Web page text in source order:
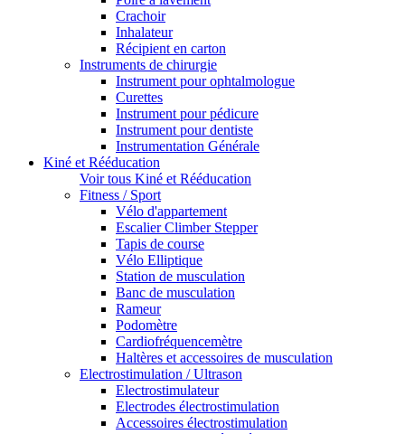
Crachoir
Inhalateur
Récipient en carton
Instruments de chirurgie
Instrument pour ophtalmologue
Curettes
Instrument pour pédicure
Instrument pour dentiste
Instrumentation Générale
Kiné et Rééducation
Voir tous Kiné et Rééducation
Fitness / Sport
Vélo d'appartement
Escalier Climber Stepper
Tapis de course
Vélo Elliptique
Station de musculation
Banc de musculation
Rameur
Podomètre
Cardiofréquencemètre
Haltères et accessoires de musculation
Electrostimulation / Ultrason
Electrostimulateur
Electrodes électrostimulation
Accessoires électrostimulation